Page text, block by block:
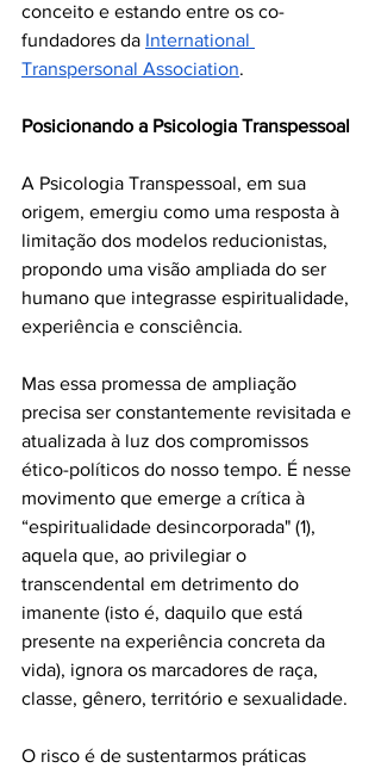
conceito e estando entre os co-
fundadores da International
Transpersonal Association.
Posicionando a Psicologia Transpessoal
A Psicologia Transpessoal, em sua
origem, emergiu como uma resposta à
limitação dos modelos reducionistas,
propondo uma visão ampliada do ser
humano que integrasse espiritualidade,
experiência e consciência.
Mas essa promessa de ampliação
precisa ser constantemente revisitada e
atualizada à luz dos compromissos
ético-políticos do nosso tempo. É nesse
movimento que emerge a crítica à
“espiritualidade desincorporada" (1),
aquela que, ao privilegiar o
transcendental em detrimento do
imanente (isto é, daquilo que está
presente na experiência concreta da
vida), ignora os marcadores de raça,
classe, gênero, território e sexualidade.
O risco é de sustentarmos práticas